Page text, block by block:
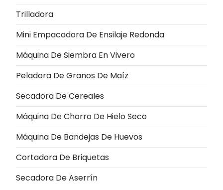
Trilladora
Mini Empacadora De Ensilaje Redonda
Máquina De Siembra En Vivero
Peladora De Granos De Maíz
Secadora De Cereales
Máquina De Chorro De Hielo Seco
Máquina De Bandejas De Huevos
Cortadora De Briquetas
Secadora De Aserrín